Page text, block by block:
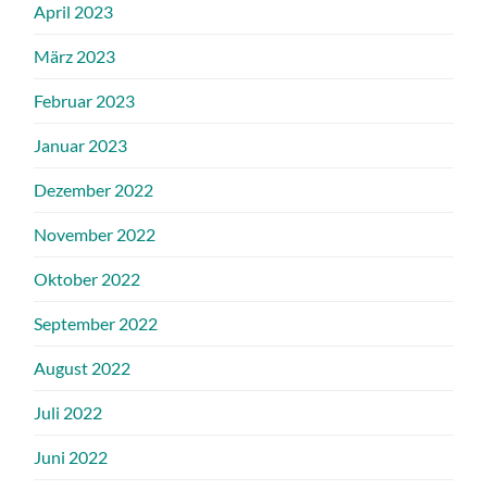
April 2023
März 2023
Februar 2023
Januar 2023
Dezember 2022
November 2022
Oktober 2022
September 2022
August 2022
Juli 2022
Juni 2022